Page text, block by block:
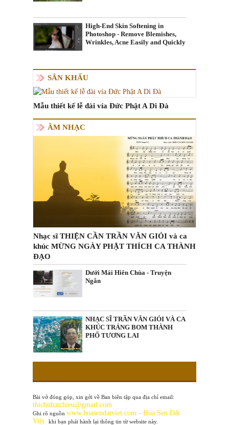
High-End Skin Softening in
Photoshop - Remove Blemishes,
Wrinkles, Acne Easily and Quickly
SÂN KHẤU
Mẫu thiết kế lễ đài vía Đức Phật A Di Đà
ÂM NHẠC
Nhạc sĩ THIỆN CẦN TRẦN VĂN GIỎI và ca
khúc MỪNG NGÀY PHẬT THÍCH CA THÀNH
ĐẠO
Dưới Mái Hiên Chùa - Truyện
Ngắn
NHẠC SĨ TRẦN VĂN GIỎI VÀ CA
KHÚC TRẢNG BOM THÀNH
PHỐ TƯƠNG LAI
Bài vở đóng góp, xin gởi về Ban biên tập qua địa chỉ email:
thichnhatchieu@gmail.com
Ghi rõ nguồn www.hoasendatviet.com - Hoa Sen Đất
Việt
khi bạn phát hành lại thông tin từ website này.